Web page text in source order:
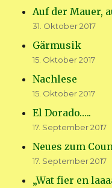
Auf der Mauer,
31. Oktober 2017
Gärmusik
15. Oktober 2017
Nachlese
15. Oktober 2017
El Dorado…..
17. September 2017
Neues zum
17. September 2017
„Wat fier en